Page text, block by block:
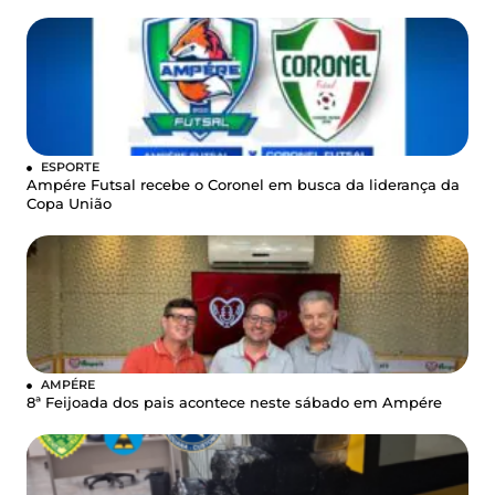
ESPORTE
Ampére Futsal recebe o Coronel em busca da liderança da
Copa União
AMPÉRE
8ª Feijoada dos pais acontece neste sábado em Ampére